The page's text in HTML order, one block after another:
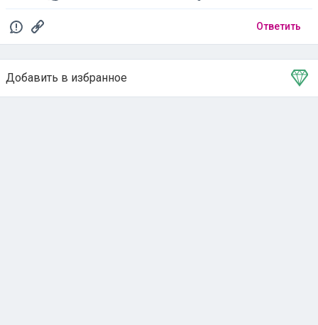
Ответить
Добавить в избранное
Тема в избранном